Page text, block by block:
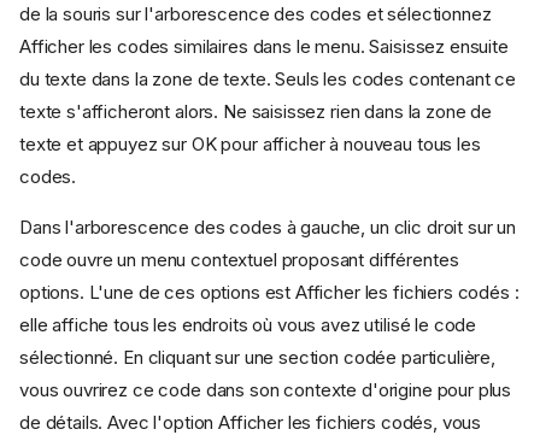
de la souris sur l'arborescence des codes et sélectionnez
Afficher les codes similaires dans le menu. Saisissez ensuite
du texte dans la zone de texte. Seuls les codes contenant ce
texte s'afficheront alors. Ne saisissez rien dans la zone de
texte et appuyez sur OK pour afficher à nouveau tous les
codes.
Dans l'arborescence des codes à gauche, un clic droit sur un
code ouvre un menu contextuel proposant différentes
options. L'une de ces options est Afficher les fichiers codés :
elle affiche tous les endroits où vous avez utilisé le code
sélectionné. En cliquant sur une section codée particulière,
vous ouvrirez ce code dans son contexte d'origine pour plus
de détails. Avec l'option Afficher les fichiers codés, vous